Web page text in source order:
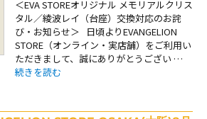
＜EVA STOREオリジナル メモリアルクリス
タル／綾波レイ（台座）交換対応のお詫
び・お知らせ＞ 日頃よりEVANGELION
STORE（オンライン・実店舗）をご利用い
ただきまして、誠にありがとうござい …
“【お知らせ：EVA STOREオリジナル メモ
続きを読む